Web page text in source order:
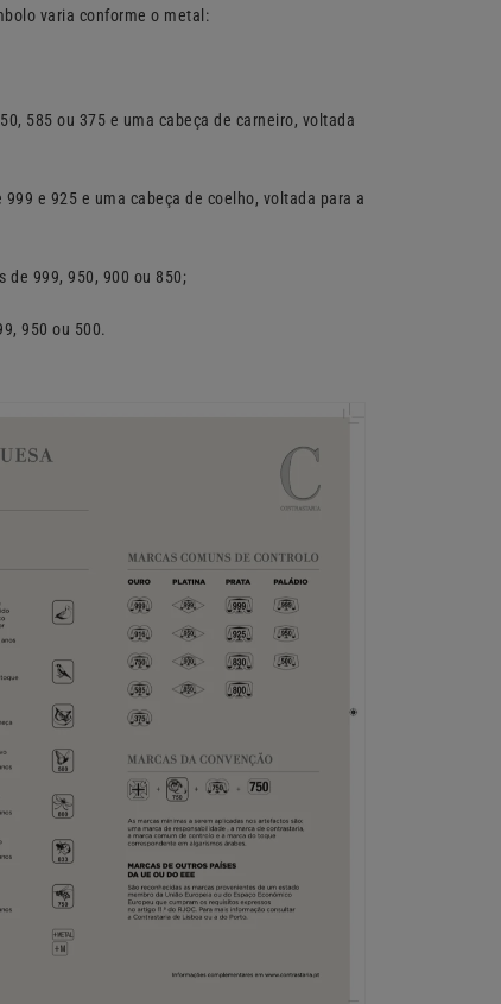
varia conforme o metal:
585 ou 375 e uma cabeça de carneiro, voltada
e 925 e uma cabeça de coelho, voltada para a
de 999, 950, 900 ou 850;
950 ou 500.